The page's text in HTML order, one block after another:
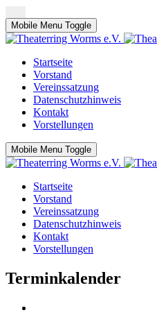
Mobile Menu Toggle
Startseite
Vorstand
Vereinssatzung
Datenschutzhinweis
Kontakt
Vorstellungen
Mobile Menu Toggle
Startseite
Vorstand
Vereinssatzung
Datenschutzhinweis
Kontakt
Vorstellungen
Terminkalender